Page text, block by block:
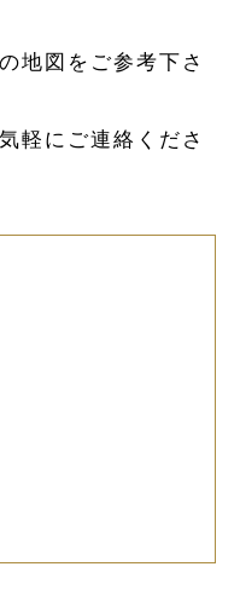
地図をご参考下さ
軽にご連絡くださ